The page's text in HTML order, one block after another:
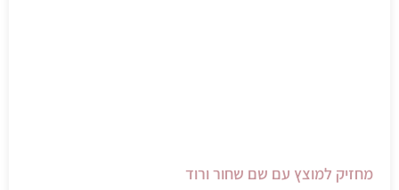
מחזיק למוצץ עם שם שחור ורוד